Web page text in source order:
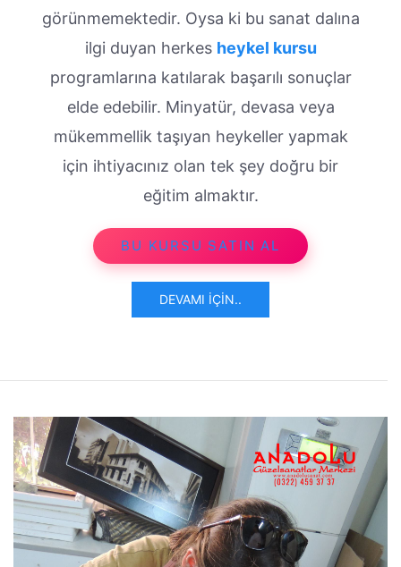
görünmemektedir. Oysa ki bu sanat dalına
ilgi duyan herkes heykel kursu
programlarına katılarak başarılı sonuçlar
elde edebilir. Minyatür, devasa veya
mükemmellik taşıyan heykeller yapmak
için ihtiyacınız olan tek şey doğru bir
eğitim almaktır.
BU KURSU SATIN AL
DEVAMI İÇIN..